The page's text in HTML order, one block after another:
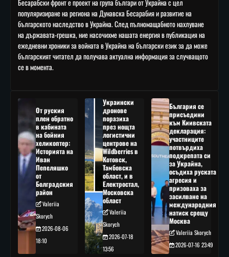
Бесарабски фронт е проект на група българи от Украйна с цел
популяризиране на региона на Дунавска Бесарабия и развитие на
българското наследство в Украйна. След пълномащабното нахлуване
на държавата-грешка, ние насочихме нашата енергия в публикация на
ежедневни хроники за войната в Украйна на български език за да може
българският читател да получава актуална информация за случващото
се в момента.
От руския
плен обратно
в кабината
на бойния
хеликоптер:
Историята на
Иван
Пепеляшко
от
Болградския
район
Valeriia
Skorych
2026-08-06
18:10
Украински
дронове
поразиха
през нощта
логистични
центрове на
Wildberries в
Котовск,
Тамбовска
област, и в
Електростал,
Московска
област
Valeriia
Skorych
2026-07-18
13:56
България се
присъедини
към Киивската
декларация:
участниците
потвърдиха
подкрепата си
за Украйна,
осъдиха руската
агресия и
призоваха за
засилване на
международния
натиск срещу
Москва
Valeriia Skorych
2026-07-16 23:49